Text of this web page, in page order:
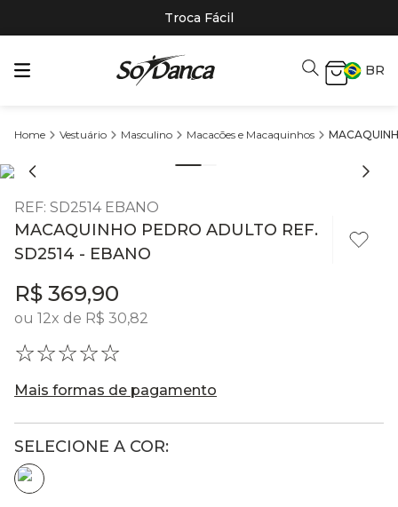
Troca Fácil
BR
Vestuário Masculino Macacões e Macaquinhos
REF: SD2514 EBANO
MACAQUINHO PEDRO ADULTO REF.
SD2514 - EBANO
R$ 369,90
ou 12x de R$ 30,82
☆☆☆☆☆
Mais formas de pagamento